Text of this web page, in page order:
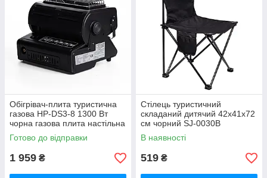
Обігрівач-плита туристична
газова HP-DS3-8 1300 Вт
чорна газова плита настільна
Готово до відправки
1 959 ₴
Стілець туристичний
складаний дитячий 42x41x72
см чорний SJ-0030B
В наявності
519 ₴